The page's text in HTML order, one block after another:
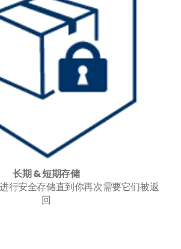
长期 & 短期存储
行安全存储直到你再次需要它们被返
回